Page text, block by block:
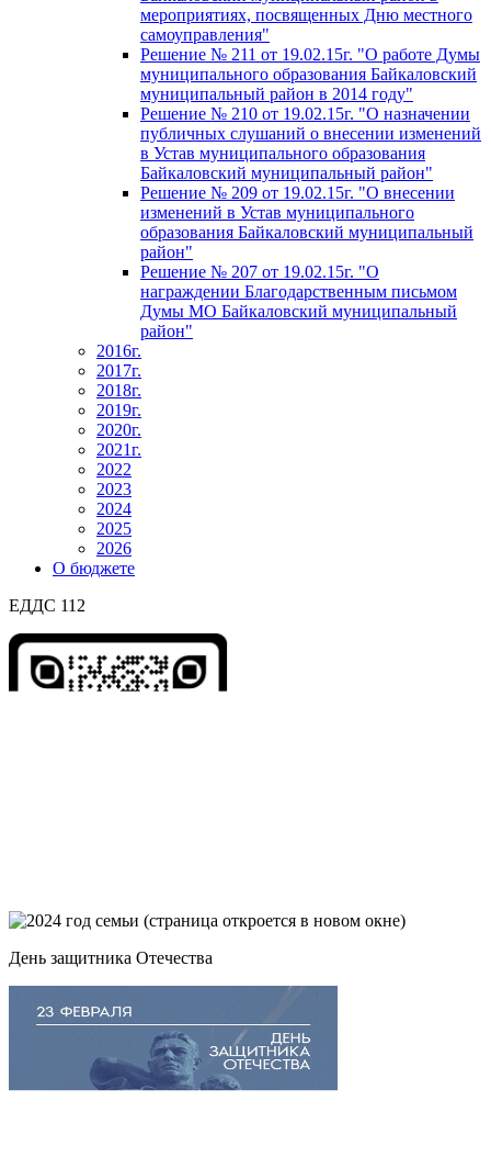
мероприятиях, посвященных Дню местного
самоуправления"
Решение № 211 от 19.02.15г. "О работе Думы
муниципального образования Байкаловский
муниципальный район в 2014 году"
Решение № 210 от 19.02.15г. "О назначении
публичных слушаний о внесении изменений
в Устав муниципального образования
Байкаловский муниципальный район"
Решение № 209 от 19.02.15г. "О внесении
изменений в Устав муниципального
образования Байкаловский муниципальный
район"
Решение № 207 от 19.02.15г. "О
награждении Благодарственным письмом
Думы МО Байкаловский муниципальный
район"
2016г.
2017г.
2018г.
2019г.
2020г.
2021г.
2022
2023
2024
2025
2026
О бюджете
ЕДДС 112
День защитника Отечества